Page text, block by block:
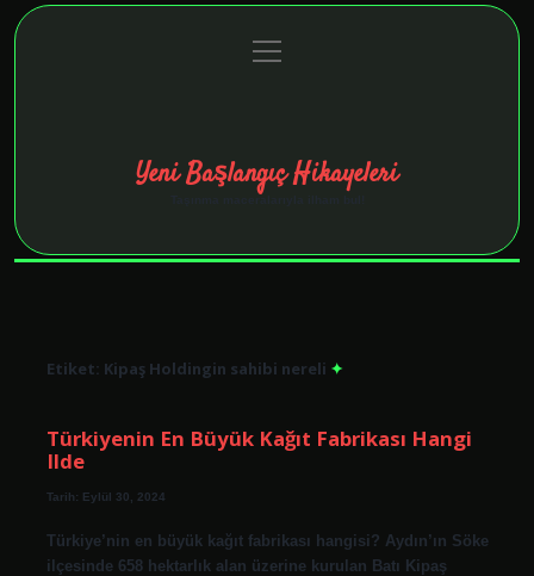
Gizlilik Politikası
menüyü
aç
Yeni Başlangıç Hikayeleri
Etiket: Kipaş Holdingin sahibi nereli
Türkiyenin En Büyük Kağıt Fabrikası Hangi
Ilde
Tarih: Eylül 30, 2024
Türkiye’nin en büyük kağıt fabrikası hangisi? Aydın’ın Söke
ilçesinde 658 hektarlık alan üzerine kurulan Batı Kipaş